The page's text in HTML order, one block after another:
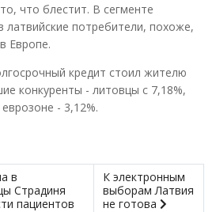
что блестит. В сегменте
латвийские потребители, похоже,
Европе.
кредит стоил жителю
конкуренты - литовцы с 7,18%,
- 3,12%.
в
Страдиня
пациентов
К электронным
выборам Латвия
не готова